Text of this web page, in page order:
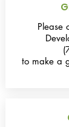
Please
to make a